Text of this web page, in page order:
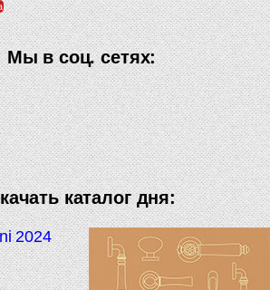
Мы в соц. сетях:
каталог дня:
2024